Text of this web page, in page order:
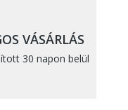
VÁSÁRLÁS
30 napon belül